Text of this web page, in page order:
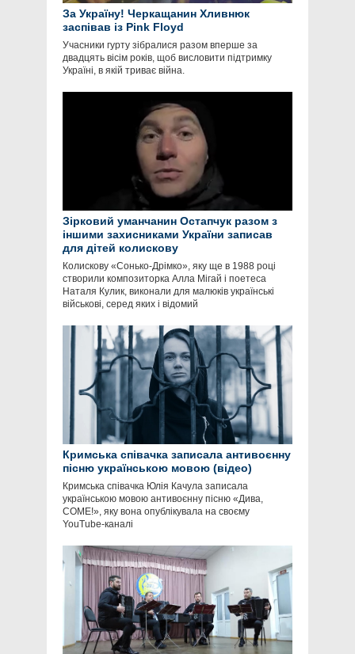
За Україну! Черкащанин Хливнюк
заспівав із Pink Floyd
Учасники гурту зібралися разом вперше за
двадцять вісім років, щоб висловити підтримку
Україні, в якій триває війна.
Зірковий уманчанин Остапчук разом з
іншими захисниками України записав
для дітей колискову
Колискову «Сонько-Дрімко», яку ще в 1988 році
створили композиторка Алла Мігай і поетеса
Наталя Кулик, виконали для малюків українські
військові, серед яких і відомий
Кримська співачка записала антивоєнну
пісню українською мовою (відео)
Кримська співачка Юлія Качула записала
українською мовою антивоєнну пісню «Дива,
COME!», яку вона опублікувала на своєму
YouTube-каналі